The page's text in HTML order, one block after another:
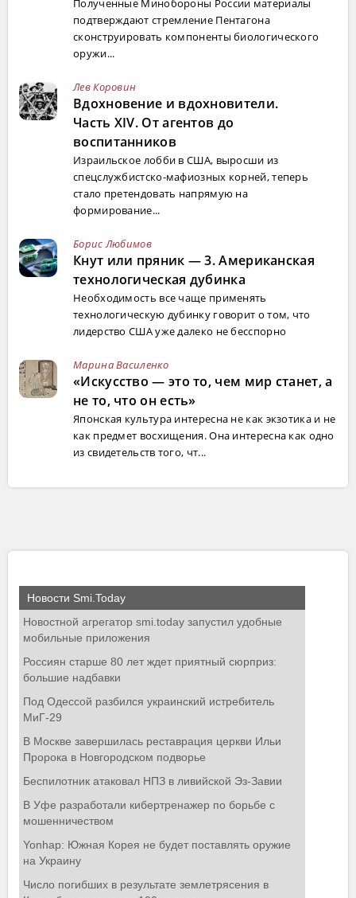
Полученные Минобороны России материалы
подтверждают стремление Пентагона
сконструировать компоненты биологического
оружи...
Лев Коровин
Вдохновение и вдохновители.
Часть XIV. От агентов до
воспитанников
Израильское лобби в США, выросши из
спецслужбистско-мафиозных корней, теперь
стало претендовать напрямую на
формирование...
Борис Любимов
Кнут или пряник — 3. Американская
технологическая дубинка
Необходимость все чаще применять
технологическую дубинку говорит о том, что
лидерство США уже далеко не бесспорно
Марина Василенко
«Искусство — это то, чем мир станет, а
не то, что он есть»
Японская культура интересна не как экзотика и не
как предмет восхищения. Она интересна как одно
из свидетельств того, чт...